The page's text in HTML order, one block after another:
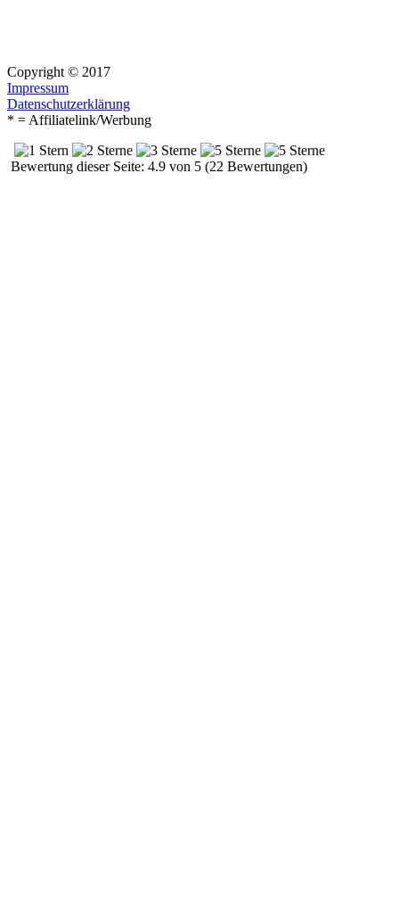
Copyright © 2017
Impressum
Datenschutzerklärung
* = Affiliatelink/Werbung
Bewertung dieser Seite: 4.9 von 5 (22 Bewertungen)